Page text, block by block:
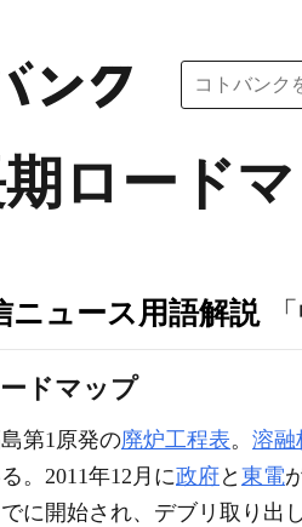
ロード
ニュース用語解説「
ドマップ
第1原発の廃炉工程表。 溶融
。2011年12月に政府と 東電
に開始され、デブリ取り出